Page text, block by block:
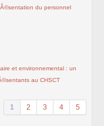
du personnel
et environnemental : un
au CHSCT
1 2 3 4 5